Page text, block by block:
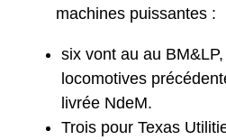
machines puissantes :
six vont au au
locomotives
livrée NdeM.
Trois pour Texas